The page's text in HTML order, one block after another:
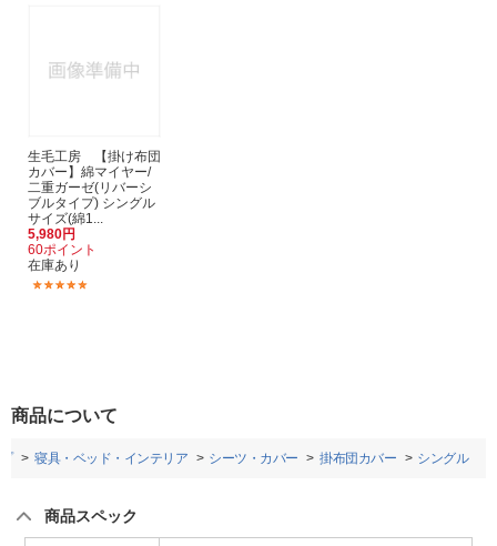
生毛工房 【掛け布団
カバー】綿マイヤー/
二重ガーゼ(リバーシ
ブルタイプ) シングル
サイズ(綿1...
5,980円
60ポイント
在庫あり
商品について
寝具・ベッド・インテリア シーツ・カバー 掛布団カバー シングル
商品スペック